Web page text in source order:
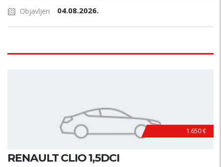
Objavljen 04.08.2026.
1.650 €
RENAULT CLIO 1,5DCI